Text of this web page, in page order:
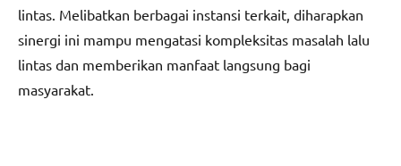
lintas. Melibatkan berbagai instansi terkait, diharapkan
sinergi ini mampu mengatasi kompleksitas masalah lalu
lintas dan memberikan manfaat langsung bagi
masyarakat.